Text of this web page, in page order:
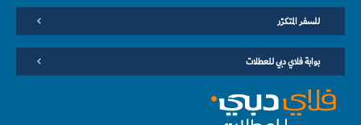
للسفر المتكرّر
بوابة فلاي دبي للعطلات